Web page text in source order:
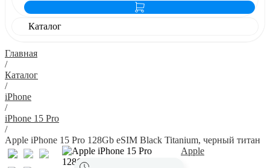
Каталог
Главная
/
Каталог
/
iPhone
/
iPhone 15 Pro
/
Apple iPhone 15 Pro 128Gb eSIM Black Titanium, черный титан
Apple